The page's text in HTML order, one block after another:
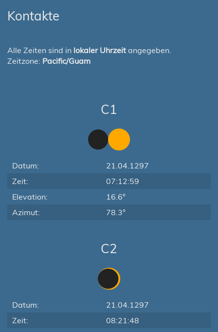
Kontakte
Alle Zeiten sind in lokaler Uhrzeit angegeben.
Zeitzone: Pacific/Guam
C1
Datum:
21.04.1297
Zeit:
07:12:59
Elevation:
16.6°
Azimut:
78.3°
C2
Datum:
21.04.1297
Zeit:
08:21:48